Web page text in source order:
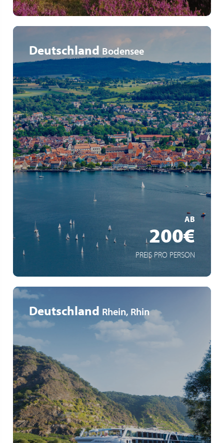
Deutschland Bodensee
AB
200€
PREIS PRO PERSON
Buspendel nach Friedrichshafen und Überlingen
Ausgewählte Partnerhotels
MEHR ERFAHREN
Deutschland Rhein, Rhin
5* Flusskreuzfahrt
Gourmet-Vollpension